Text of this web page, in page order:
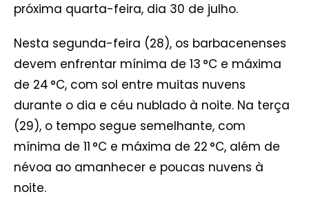
próxima quarta-feira, dia 30 de julho.
Nesta segunda-feira (28), os barbacenenses
devem enfrentar mínima de 13 °C e máxima
de 24 °C, com sol entre muitas nuvens
durante o dia e céu nublado à noite. Na terça
(29), o tempo segue semelhante, com
mínima de 11 °C e máxima de 22 °C, além de
névoa ao amanhecer e poucas nuvens à
noite.